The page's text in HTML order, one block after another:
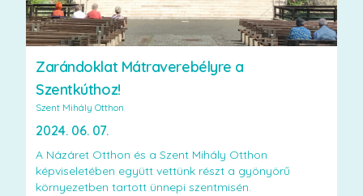
Zarándoklat Mátraverebélyre a
Szentkúthoz!
Szent Mihály Otthon
2024. 06. 07.
A Názáret Otthon és a Szent Mihály Otthon
képviseletében együtt vettünk részt a gyönyörű
környezetben tartott ünnepi szentmisén.